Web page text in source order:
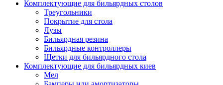
Комплектующие для бильярдных столов
Треугольники
Покрытие для стола
Лузы
Бильярдная резина
Бильярдные контроллеры
Щетки для бильярдного стола
Комплектующие для бильярдных киев
Мел